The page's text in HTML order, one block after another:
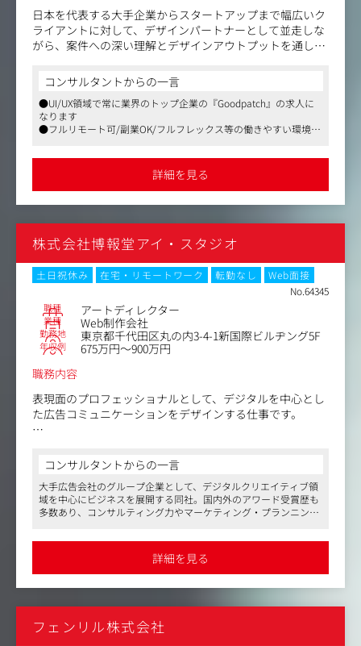
日本を代表する大手企業からスタートアップまで幅広いク
ライアントに対して、デザインパートナーとして並走しな
がら、案件への深い理解とデザインアウトプットを通して
＜具体的な仕事内容＞
・顧客やユーザーの課題を解決するためのソリューション
の検討、コンセプト立案
・プロジェクトにおけるUIデザイン、Webデザイン領域の
・細部までこだわったデザイン
コンサルタントからの一言
●UI/UX領域で常に業界のトップ企業の『Goodpatch』の求人に
なります
●フルリモート可/副業OK/フルフレックス等の働きやすい環境が
立ち上げや、企業のデザイン戦略立案、デザイン組織構築支援な
ど企業の経営層とコンサルティングする形で事業を拡大しており
ます
詳細を見る
株式会社博報堂アイ・スタジオ
土日祝休み 在宅・リモートワーク 転勤なし
Web面接
No.64345
職種 アートディレクター
業種 Web制作会社
勤務地 東京都千代田区丸の内3-4-1新国際ビルヂング5F
年収例
675万円～900万円
職務内容
表現面のプロフェッショナルとして、デジタルを中心とし
た広告コミュニケーションをデザインする仕事です。
だきます。また、クリエイティブチームのリーダーとして
の活躍も期待しています。
エンジニアやアカウントのメンバーと連携しクライアント
の課題に応じた最適な提案を行い、世の中に影響力のある
案件の8割が博報堂のナショナルクライアントで、そのデ
コンサルタントからの一言
大手広告会社のグループ企業として、デジタルクリエイティブ領
域を中心にビジネスを展開する同社。国内外のアワード受賞歴も
多数あり、コンサルティング力やマーケティング・プランニング
マスメディアンとのお取引歴も長く、これまで複数のご成約実績
フリーバカンス制度の導入など働きやすさにも配慮されています
詳細を見る
フェンリル株式会社